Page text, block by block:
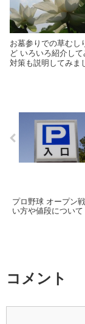
お墓参りでの草むし
ど いろいろ紹介し
対策も説明してみま
プロ野球 オープン
い方や値段について
コメント